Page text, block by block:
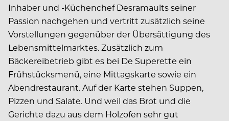
Inhaber und -Küchenchef Desramaults seiner
Passion nachgehen und vertritt zusätzlich seine
Vorstellungen gegenüber der Übersättigung des
Lebensmittelmarktes. Zusätzlich zum
Bäckereibetrieb gibt es bei De Superette ein
Frühstücksmenü, eine Mittagskarte sowie ein
Abendrestaurant. Auf der Karte stehen Suppen,
Pizzen und Salate. Und weil das Brot und die
Gerichte dazu aus dem Holzofen sehr gut